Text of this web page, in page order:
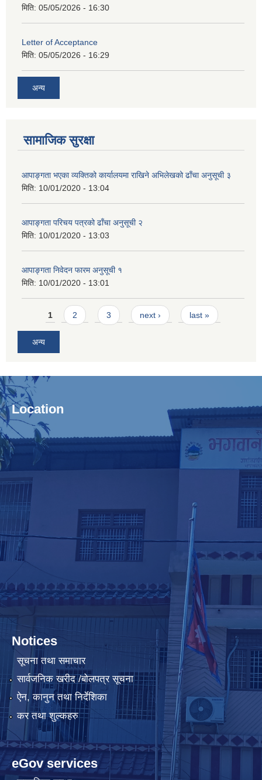
मिति: 05/05/2026 - 16:30
Letter of Acceptance
मिति: 05/05/2026 - 16:29
अन्य
सामाजिक सुरक्षा
आपाङ्गता भएका व्यक्तिको कार्यालयमा राखिने अभिलेखको ढाँचा अनुसूची ३
मिति: 10/01/2020 - 13:04
आपाङ्गता परिचय पत्रको ढाँचा अनुसूची २
मिति: 10/01/2020 - 13:03
आपाङ्गता निवेदन फारम अनुसूची १
मिति: 10/01/2020 - 13:01
Pages
1 2 3 next › last »
अन्य
Location
Notices
सूचना तथा समाचार
सार्वजनिक खरीद /बोलपत्र सूचना
ऐन, कानुन तथा निर्देशिका
कर तथा शुल्कहरु
eGov services